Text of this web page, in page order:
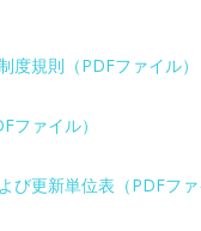
規則（PDFファイル）
ァイル）
更新単位表（PDFファ